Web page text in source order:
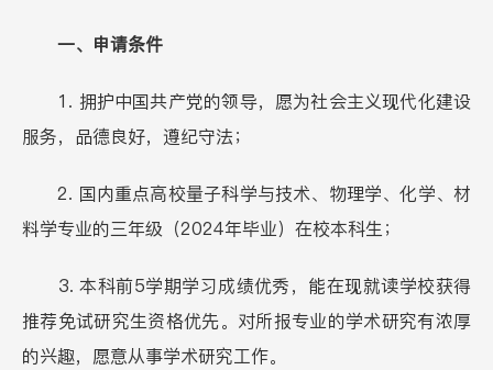
一、申请条件
1 . 拥护中国共产党的领导，愿为社会主义现代化建设
服务，品德良好，遵纪守法；
2. 国内重点高校量子科学与技术、物理学、化学、材
料学专业的三年级（2024年毕业）在校本科生；
3.本科前5学期学习成绩优秀，能在现就读学校获得
推荐免试研究生资格优先。对所报专业的学术研究有浓厚
的兴趣，愿意从事学术研究工作。